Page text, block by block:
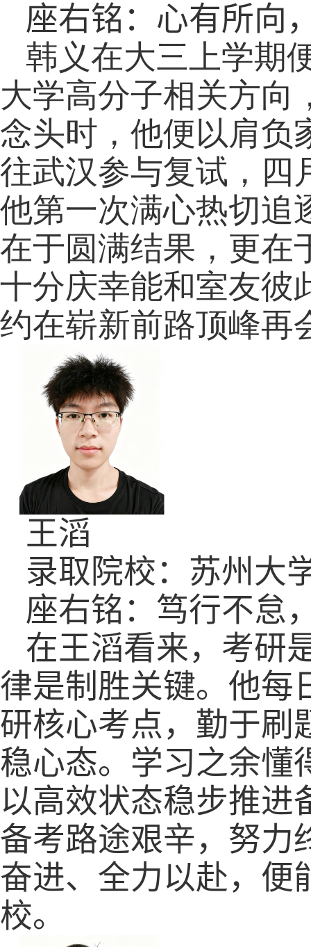
座右铭：心有所向
韩义在大三上学期
大学高分子相关方向
念头时，他便以肩负
往武汉参与复试，四
他第一次满心热切追
在于圆满结果，更在
十分庆幸能和室友彼
约在崭新前路顶峰再
王滔
录取院校：苏州大
座右铭：笃行不怠
在王滔看来，考研
律是制胜关键。他每
研核心考点，勤于刷
稳心态。学习之余懂
以高效状态稳步推进
备考路途艰辛，努力
奋进、全力以赴，便
校。